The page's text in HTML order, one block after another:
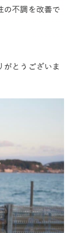
の不調を改善で
がとうございま